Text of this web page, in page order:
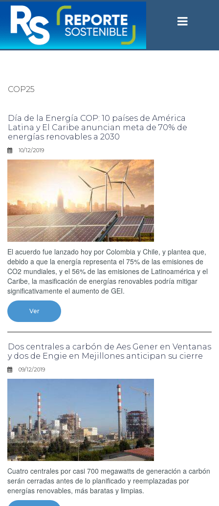
COP25
Día de la Energía COP: 10 países de América
Latina y El Caribe anuncian meta de 70% de
energías renovables a 2030
10/12/2019
El acuerdo fue lanzado hoy por Colombia y Chile, y plantea que,
debido a que la energía representa el 75% de las emisiones de
CO2 mundiales, y el 56% de las emisiones de Latinoamérica y el
Caribe, la masificación de energías renovables podría mitigar
significativamente el aumento de GEI.
Ver
Dos centrales a carbón de Aes Gener en Ventanas
y dos de Engie en Mejillones anticipan su cierre
09/12/2019
Cuatro centrales por casi 700 megawatts de generación a carbón
serán cerradas antes de lo planificado y reemplazadas por
energías renovables, más baratas y limpias.